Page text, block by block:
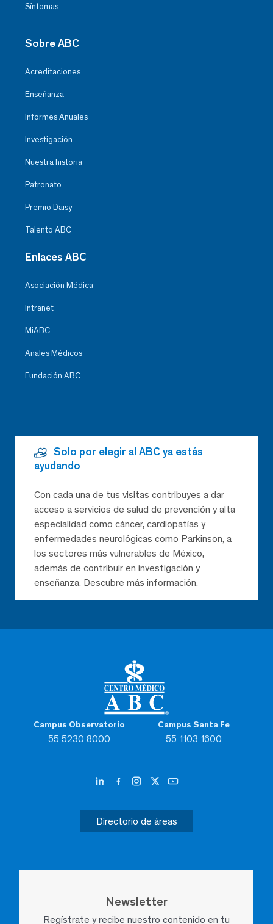
Campus Observatorio
55 5230 8000
Campus Santa Fe
55 1103 1600
Directorio de áreas
Newsletter
Regístrate y recibe nuestro contenido en tu
Síntomas
Sobre ABC
Acreditaciones
Enseñanza
Informes Anuales
Investigación
Nuestra historia
Patronato
Premio Daisy
Talento ABC
Enlaces ABC
Asociación Médica
Intranet
MiABC
Anales Médicos
Fundación ABC
Solo por elegir al ABC ya estás
ayudando
Con cada una de tus visitas contribuyes a dar
acceso a servicios de salud de prevención y alta
especialidad como cáncer, cardiopatías y
enfermedades neurológicas como Parkinson, a
los sectores más vulnerables de México,
además de contribuir en investigación y
enseñanza. Descubre más información.